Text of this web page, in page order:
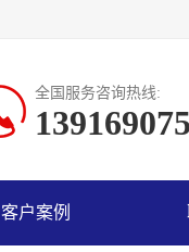
全国服务咨询热线:
客户案例